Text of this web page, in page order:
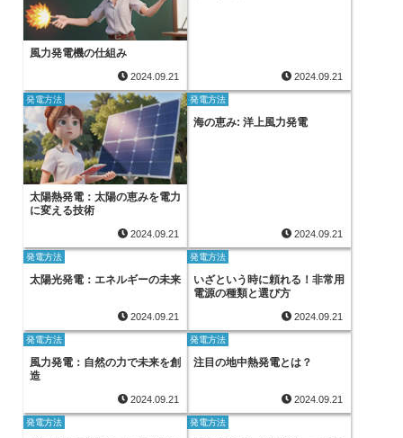
風力発電機の仕組み
2024.09.21 2024.09.21
発電方法
太陽熱発電：太陽の恵みを電力
に変える技術
2024.09.21
発電方法
海の恵み: 洋上風力発電
2024.09.21
発電方法
太陽光発電：エネルギーの未来
2024.09.21
発電方法
いざという時に頼れる！非常用
電源の種類と選び方
2024.09.21
発電方法
風力発電：自然の力で未来を創
造
2024.09.21
発電方法
注目の地中熱発電とは？
2024.09.21
発電方法 発電方法